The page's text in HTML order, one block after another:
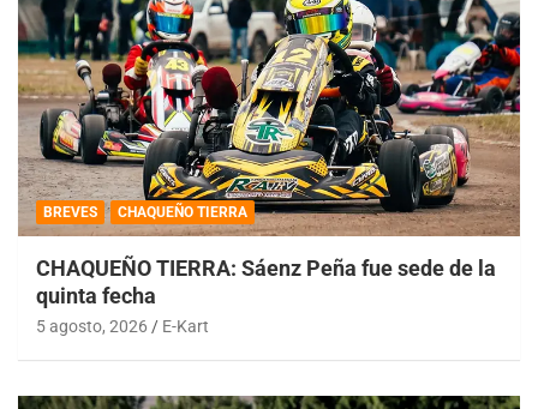
BREVES CHAQUEÑO TIERRA
CHAQUEÑO TIERRA: Sáenz Peña fue sede de la
quinta fecha
5 agosto, 2026 E-Kart